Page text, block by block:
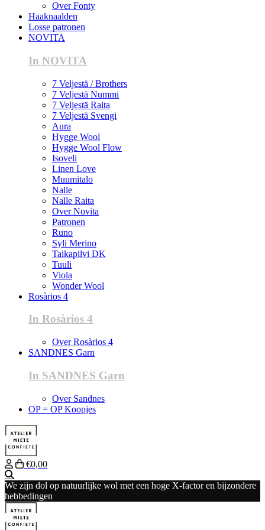
Over Fonty
Haaknaalden
Losse patronen
NOVITA
In NOVITA
7 Veljestä / Brothers
7 Veljestä Nummi
7 Veljestä Raita
7 Veljestä Svengi
Aura
Hygge Wool
Hygge Wool Flow
Isoveli
Linen Love
Muumitalo
Nalle
Nalle Raita
Over Novita
Patronen
Runo
Syli Merino
Taikapilvi DK
Tuuli
Viola
Wonder Wool
Rosàrios 4
In Rosàrios 4
Over Rosàrios 4
SANDNES Garn
In SANDNES Garn
Over Sandnes
OP = OP Koopjes
€0,00
We zijn dol op natuurlijke wol met een hoge X-factor en bijzondere
hebbedingen